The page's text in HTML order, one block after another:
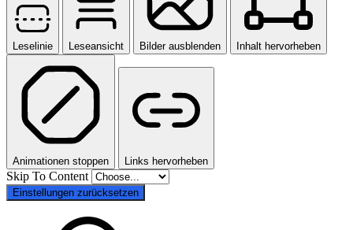
Leselinie Leseansicht Bilder ausblenden Inhalt hervorheben
Animationen stoppen Links hervorheben
Skip To Content
Einstellungen zurücksetzen